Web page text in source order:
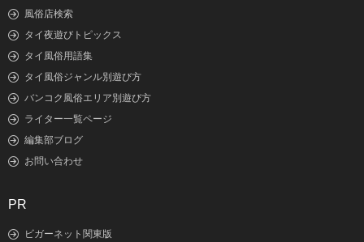
風俗店検索
タイ夜遊びトピックス
タイ風俗用語集
タイ風俗ジャンル別遊び方
バンコク風俗エリア別遊び方
ライター一覧ページ
編集部ブログ
お問い合わせ
PR
ビガーネット関東版